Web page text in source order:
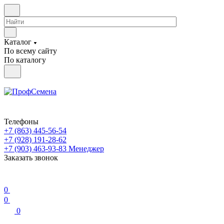
Каталог
По всему сайту
По каталогу
Телефоны
+7 (863) 445-56-54
+7 (928) 191-28-62
+7 (903) 463-93-83 Менеджер
Заказать звонок
0
0
0